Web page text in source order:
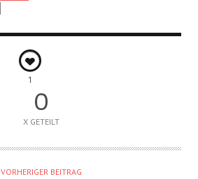
1
0
X GETEILT
VORHERIGER BEITRAG